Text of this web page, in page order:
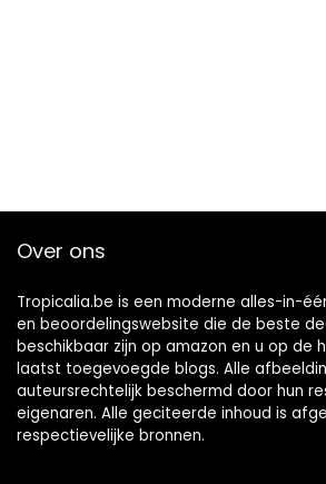
Over ons
Tropicalia.be is een moderne alles-in-
en beoordelingswebsite die de beste
beschikbaar zijn op amazon en u op de
laatst toegevoegde blogs. Alle
auteursrechtelijk beschermd door hun
eigenaren. Alle geciteerde inhoud is
respectievelijke bronnen.